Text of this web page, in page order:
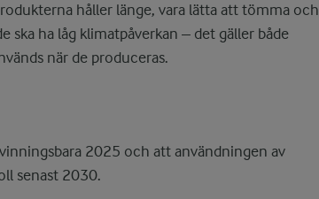
håller länge, vara lätta att tömma och
ha låg klimatpåverkan – det gäller både
när de produceras.
2025 och att användningen av
senast 2030.